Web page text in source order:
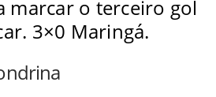
marcar o terceiro gol
3×0 Maringá.